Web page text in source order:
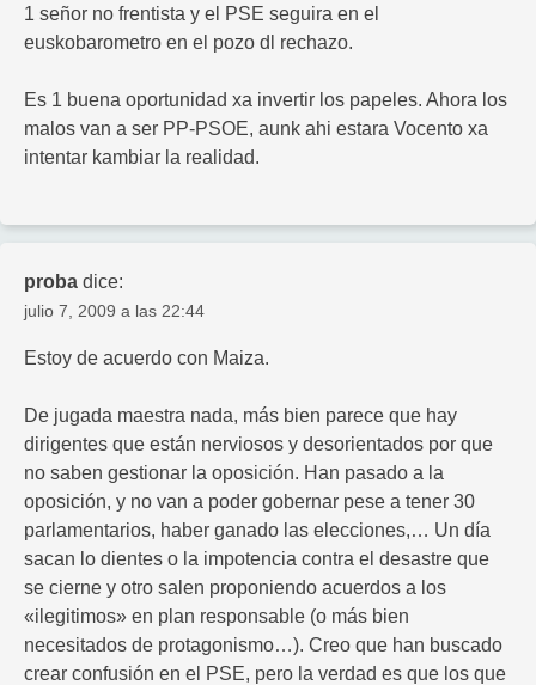
1 señor no frentista y el PSE seguira en el
euskobarometro en el pozo dl rechazo.
Es 1 buena oportunidad xa invertir los papeles. Ahora los
malos van a ser PP-PSOE, aunk ahi estara Vocento xa
intentar kambiar la realidad.
proba dice:
julio 7, 2009 a las 22:44
Estoy de acuerdo con Maiza.
De jugada maestra nada, más bien parece que hay
dirigentes que están nerviosos y desorientados por que
no saben gestionar la oposición. Han pasado a la
oposición, y no van a poder gobernar pese a tener 30
parlamentarios, haber ganado las elecciones,… Un día
sacan lo dientes o la impotencia contra el desastre que
se cierne y otro salen proponiendo acuerdos a los
«ilegitimos» en plan responsable (o más bien
necesitados de protagonismo…). Creo que han buscado
crear confusión en el PSE, pero la verdad es que los que